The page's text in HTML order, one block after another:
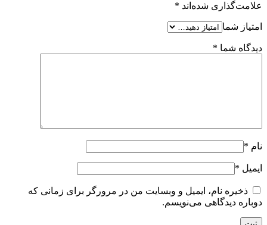
علامت‌گذاری شده‌اند *
امتیاز شما
دیدگاه شما *
نام *
ایمیل *
ذخیره نام، ایمیل و وبسایت من در مرورگر برای زمانی که
دوباره دیدگاهی می‌نویسم.